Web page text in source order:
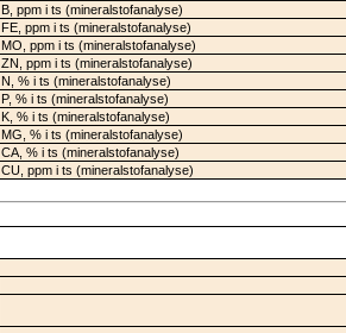
B, ppm i ts (mineralstofanalyse)
FE, ppm i ts (mineralstofanalyse)
MO, ppm i ts (mineralstofanalyse)
ZN, ppm i ts (mineralstofanalyse)
N, % i ts (mineralstofanalyse)
P, % i ts (mineralstofanalyse)
K, % i ts (mineralstofanalyse)
MG, % i ts (mineralstofanalyse)
CA, % i ts (mineralstofanalyse)
CU, ppm i ts (mineralstofanalyse)